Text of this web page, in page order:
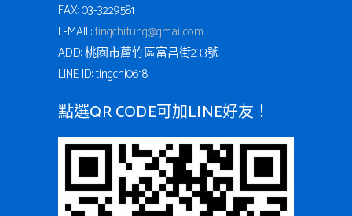
FAX: 03-3229581
E-MAIL:tingchi.tung@gmail.com
ADD: 桃園市蘆竹區富昌街233號
LINE ID: tingchi0618
點選QR CODE可加LINE好友！